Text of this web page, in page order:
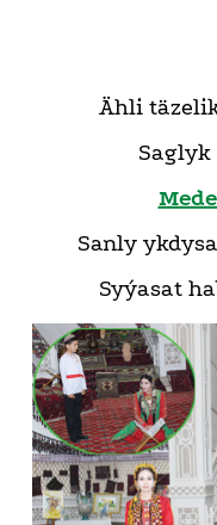
Ähli
Saglyk
Sanly
Syýasat